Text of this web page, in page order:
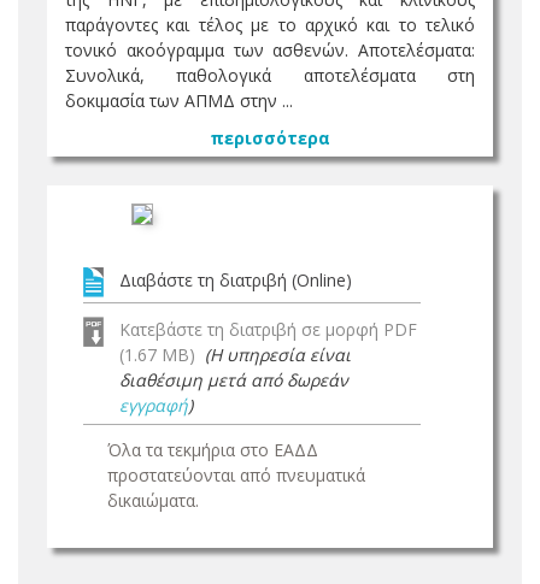
παράγοντες και τέλος με το αρχικό και το τελικό
τονικό ακοόγραμμα των ασθενών. Αποτελέσματα:
Συνολικά, παθολογικά αποτελέσματα στη
δοκιμασία των ΑΠΜΔ στην ...
περισσότερα
Διαβάστε τη διατριβή (Online)
Κατεβάστε τη διατριβή σε μορφή PDF
(1.67 MB) (Η υπηρεσία είναι
διαθέσιμη μετά από δωρεάν
εγγραφή)
Όλα τα τεκμήρια στο ΕΑΔΔ
προστατεύονται από πνευματικά
δικαιώματα.